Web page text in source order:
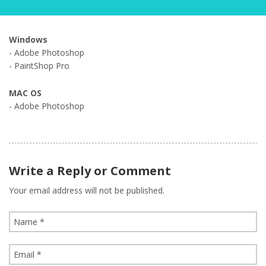
Windows
- Adobe Photoshop
- PaintShop Pro
MAC OS
- Adobe Photoshop
Write a Reply or Comment
Your email address will not be published.